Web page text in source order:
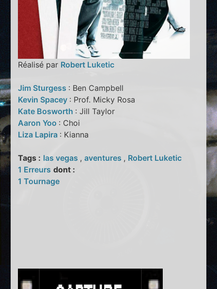
Réalisé par Robert Luketic
Jim Sturgess : Ben Campbell
Kevin Spacey : Prof. Micky Rosa
Kate Bosworth : Jill Taylor
Aaron Yoo : Choi
Liza Lapira : Kianna
Tags : las vegas ,aventures , Robert Luketic
1 Erreurs dont :
1 Tournage